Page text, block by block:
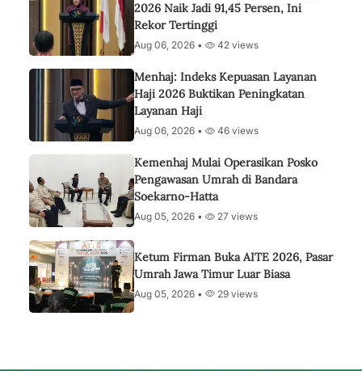
2026 Naik Jadi 91,45 Persen, Ini
Rekor Tertinggi
Aug 06, 2026 • 42 views
Menhaj: Indeks Kepuasan Layanan
Haji 2026 Buktikan Peningkatan
Layanan Haji
Aug 06, 2026 • 46 views
Kemenhaj Mulai Operasikan Posko
Pengawasan Umrah di Bandara
Soekarno-Hatta
Aug 05, 2026 • 27 views
Ketum Firman Buka AITE 2026, Pasar
Umrah Jawa Timur Luar Biasa
Aug 05, 2026 • 29 views